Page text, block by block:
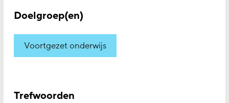
Doelgroep(en)
Voortgezet onderwijs
Trefwoorden